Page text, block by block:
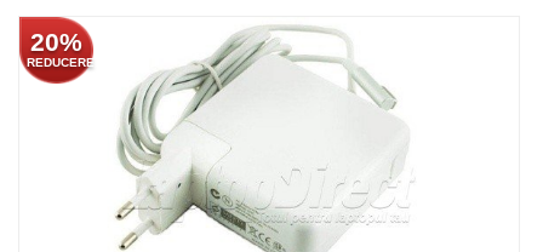
20%
REDUCERE